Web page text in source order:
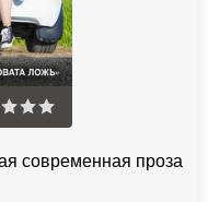
современная проза